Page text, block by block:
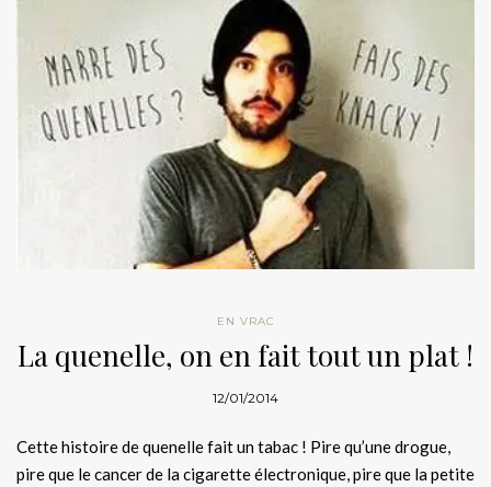
EN VRAC
La quenelle, on en fait tout un plat !
12/01/2014
Cette histoire de quenelle fait un tabac ! Pire qu’une drogue,
pire que le cancer de la cigarette électronique, pire que la petite